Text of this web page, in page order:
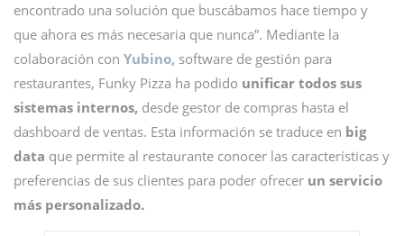
encontrado una solución que buscábamos hace tiempo y
que ahora es más necesaria que nunca”. Mediante la
colaboración con Yubino, software de gestión para
restaurantes, Funky Pizza ha podido unificar todos sus
sistemas internos, desde gestor de compras hasta el
dashboard de ventas. Esta información se traduce en big
data que permite al restaurante conocer las características y
preferencias de sus clientes para poder ofrecer un servicio
más personalizado.